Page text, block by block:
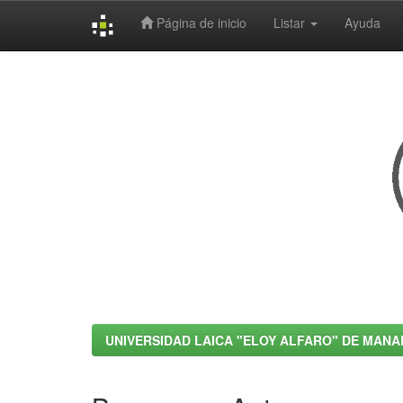
Página de inicio Listar Ayuda
UNIVERSIDAD LAICA "ELOY ALFARO" DE